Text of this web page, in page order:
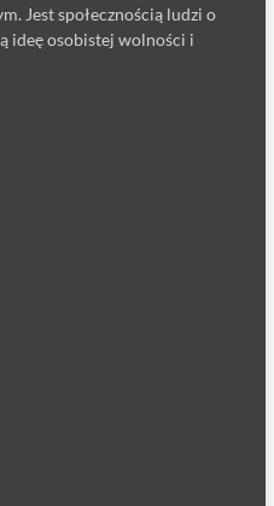
Jest społecznością ludzi o
ideę osobistej wolności i